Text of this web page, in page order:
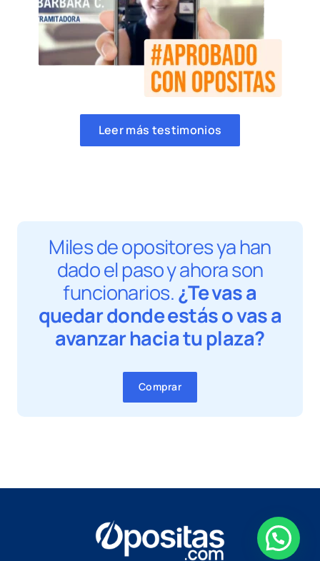
Leer más testimonios
Miles de opositores ya han
dado el paso y ahora son
funcionarios.¿Te vas a
quedar donde estás o vas a
avanzar hacia tu plaza?
Comprar